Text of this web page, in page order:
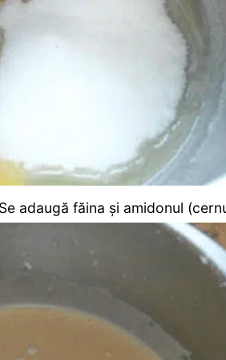
adaugă făina și amidonul